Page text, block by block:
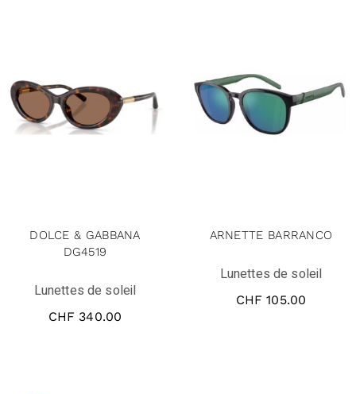
DOLCE & GABBANA
DG4519
Lunettes de soleil
CHF 340.00
ARNETTE BARRANCO
Lunettes de soleil
CHF 105.00